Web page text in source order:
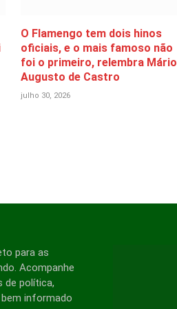
O Flamengo tem dois hinos
oficiais, e o mais famoso não
foi o primeiro, relembra Mário
Augusto de Castro
julho 30, 2026
para as
Acompanhe
de política,
informado